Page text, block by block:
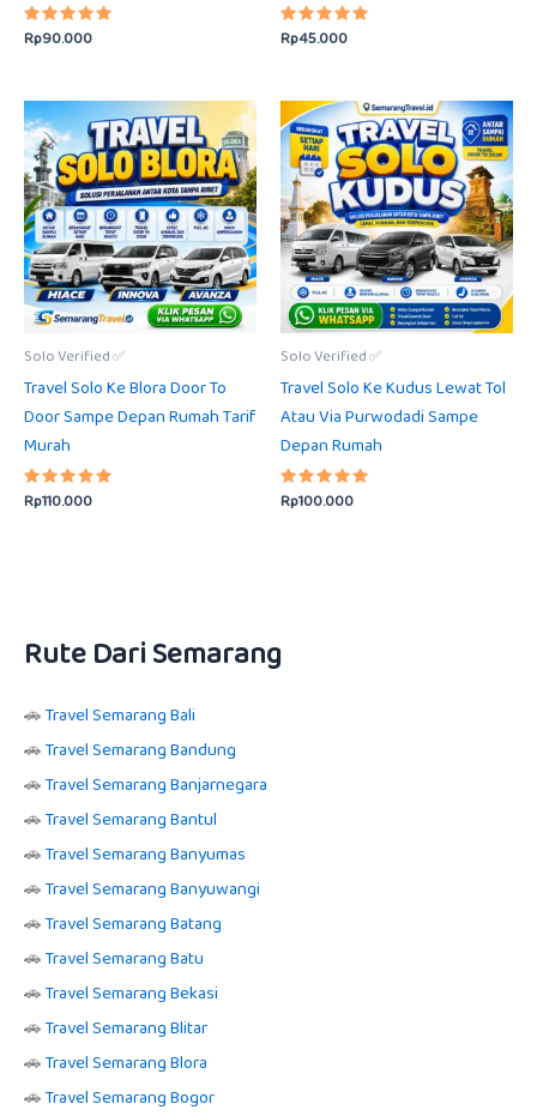
Dinilai
5.00
Rp90.000
Dinilai
5.00
Rp45.000
Solo Verified ✅
Travel Solo Ke Blora Door To
Door Sampe Depan Rumah Tarif
Murah
Dinilai
5.00
Rp110.000
Solo Verified ✅
Travel Solo Ke Kudus Lewat Tol
Atau Via Purwodadi Sampe
Depan Rumah
Dinilai
5.00
Rp100.000
Rute Dari Semarang
🚗Travel Semarang Bali
🚗Travel Semarang Bandung
🚗Travel Semarang Banjarnegara
🚗Travel Semarang Bantul
🚗Travel Semarang Banyumas
🚗Travel Semarang Banyuwangi
🚗Travel Semarang Batang
🚗Travel Semarang Batu
🚗Travel Semarang Bekasi
🚗Travel Semarang Blitar
🚗Travel Semarang Blora
🚗Travel Semarang Bogor